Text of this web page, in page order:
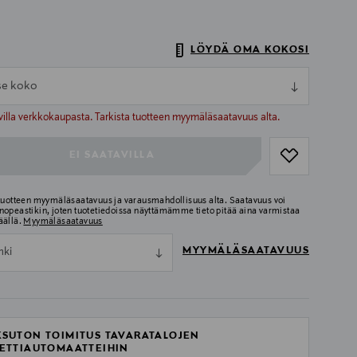
LÖYDÄ OMA KOKOSI
koko
verkkokaupasta. Tarkista tuotteen myymäläsaatavuus alta.
myymäläsaatavuus ja varausmahdollisuus alta. Saatavuus voi
joten tuotetiedoissa näyttämämme tieto pitää aina varmistaa
Myymäläsaatavuus
MYYMÄLÄSAATAVUUS
TOIMITUS TAVARATALOJEN